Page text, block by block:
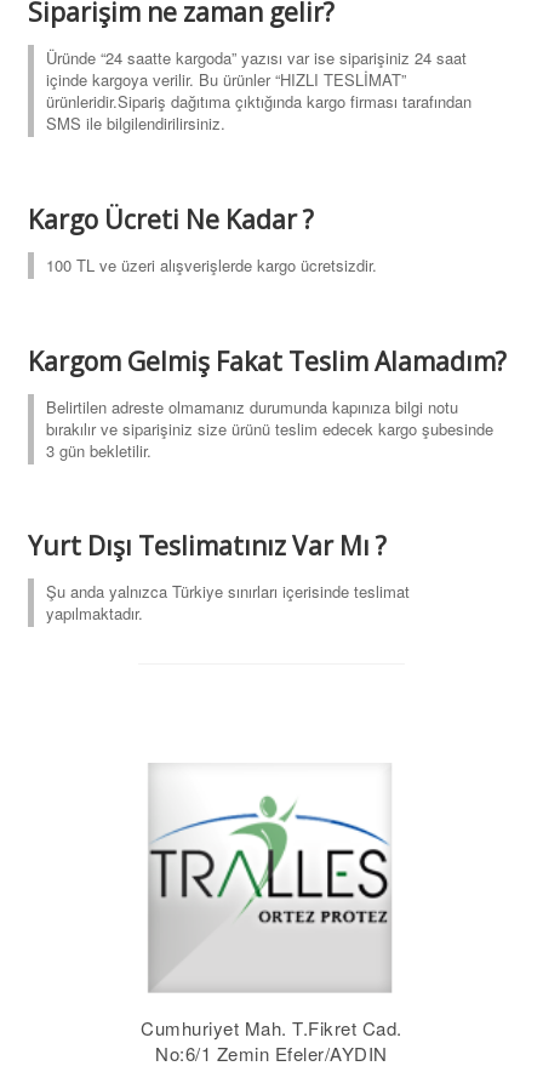
Siparişim ne zaman gelir?
Üründe “24 saatte kargoda” yazısı var ise siparişiniz 24 saat
içinde kargoya verilir. Bu ürünler “HIZLI TESLİMAT”
ürünleridir.Sipariş dağıtıma çıktığında kargo firması tarafından
SMS ile bilgilendirilirsiniz.
Kargo Ücreti Ne Kadar ?
100 TL ve üzeri alışverişlerde kargo ücretsizdir.
Kargom Gelmiş Fakat Teslim Alamadım?
Belirtilen adreste olmamanız durumunda kapınıza bilgi notu
bırakılır ve siparişiniz size ürünü teslim edecek kargo şubesinde
3 gün bekletilir.
Yurt Dışı Teslimatınız Var Mı ?
Şu anda yalnızca Türkiye sınırları içerisinde teslimat
yapılmaktadır.
Cumhuriyet Mah. T.Fikret Cad.
No:6/1 Zemin Efeler/AYDIN